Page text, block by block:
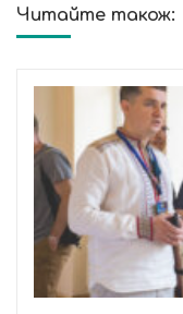
Читайте також: